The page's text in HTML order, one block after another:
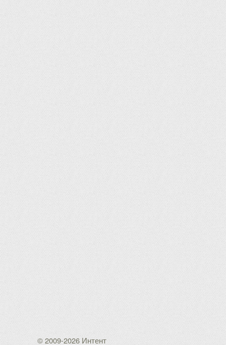
© 2009-2026 Интент